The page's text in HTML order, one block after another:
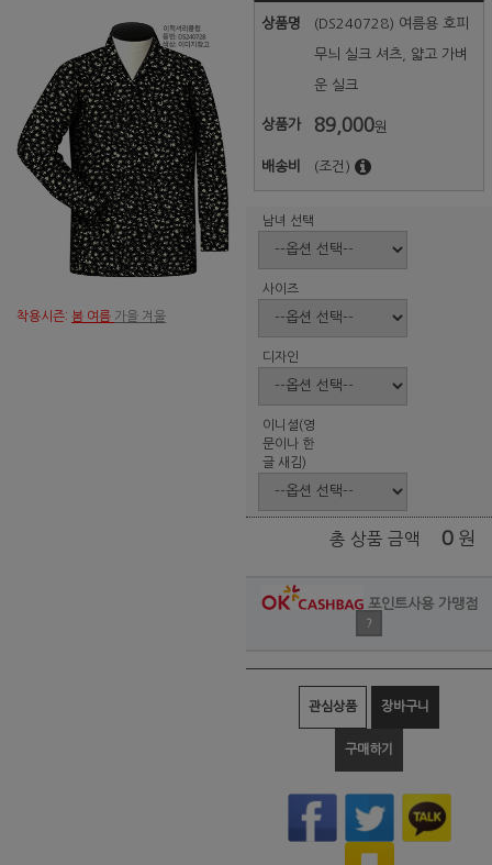
착용시즌: 봄 여름 가을 겨울
상품명 (DS240728) 여름용 호피
무늬 실크 셔츠, 얇고 가벼
운 실크
상품가 89,000원
배송비 (조건)
남녀 선택
사이즈
디자인
이니셜(영
문이나 한
글 새김)
총 상품 금액 0 원
포인트사용 가맹점
?
관심상품 장바구니
구매하기